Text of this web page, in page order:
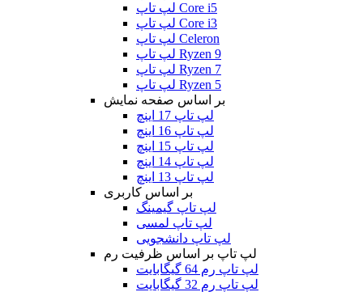
لپ تاپ Core i5
لپ تاپ Core i3
لپ تاپ Celeron
لپ تاپ Ryzen 9
لپ تاپ Ryzen 7
لپ تاپ Ryzen 5
بر اساس صفحه نمایش
لپ تاپ 17 اینچ
لپ تاپ 16 اینچ
لپ تاپ 15 اینچ
لپ تاپ 14 اینچ
لپ تاپ 13 اینچ
بر اساس کاربری
لپ تاپ گیمینگ
لپ تاپ لمسی
لپ تاپ دانشجویی
لپ تاپ بر اساس ظرفیت رم
لپ تاپ رم 64 گیگابایت
لپ تاپ رم 32 گیگابایت